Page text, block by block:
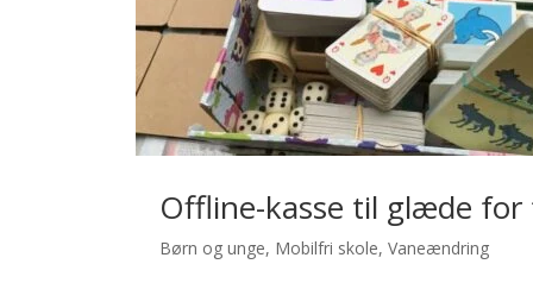
Offline-kasse til glæde
Børn og unge, Mobilfri skole,Vaneændring